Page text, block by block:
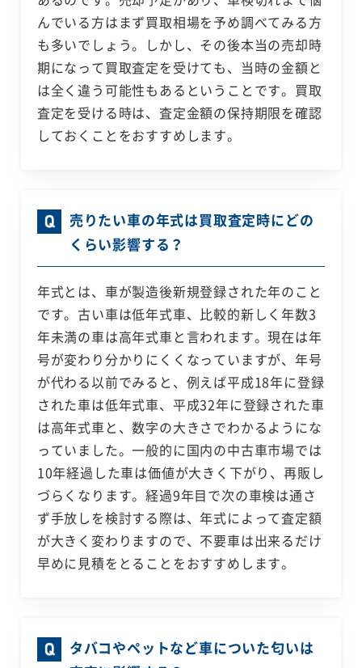
んでいる方はまず買取相場を予め調べてみる方
も多いでしょう。しかし、その後本当の売却時
期になって買取査定を受けても、当時の金額と
は全く違う可能性もあるということです。買取
査定を受ける時は、査定金額の保持期限を確認
しておくことをおすすめします。
売りたい車の年式は買取査定時にどの
くらい影響する？
年式とは、車が製造後新規登録された年のこと
です。古い車は低年式車、比較的新しく年数3
年未満の車は高年式車と言われます。現在は年
号が変わり分かりにくくなっていますが、年号
が代わる以前でみると、例えば平成18年に登録
された車は低年式車、平成32年に登録された車
は高年式車と、数字の大きさでわかるようにな
っていました。一般的に国内の中古車市場では
10年経過した車は価値が大きく下がり、再販し
づらくなります。経過9年目で次の車検は通さ
ず手放しを検討する際は、年式によって査定額
が大きく変わりますので、不要車は出来るだけ
早めに見積をとることをおすすめします。
タバコやペットなど車についた匂いは